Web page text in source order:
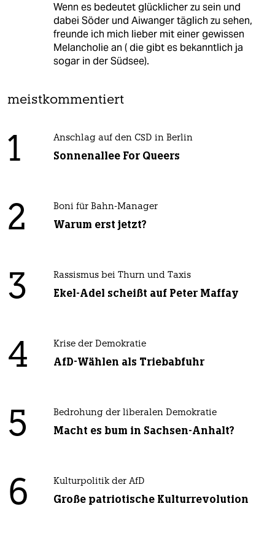
Wenn es bedeutet glücklicher zu sein und
dabei Söder und Aiwanger täglich zu sehen,
freunde ich mich lieber mit einer gewissen
Melancholie an ( die gibt es bekanntlich ja
sogar in der Südsee).
meistkommentiert
1 Anschlag auf den CSD in Berlin
Sonnenallee For Queers
2 Boni für Bahn-Manager
Warum erst jetzt?
3 Rassismus bei Thurn und Taxis
Ekel-Adel scheißt auf Peter Maffay
4 Krise der Demokratie
AfD-Wählen als Triebabfuhr
5 Bedrohung der liberalen Demokratie
Macht es bum in Sachsen-Anhalt?
6 Kulturpolitik der AfD
Große patriotische Kulturrevolution